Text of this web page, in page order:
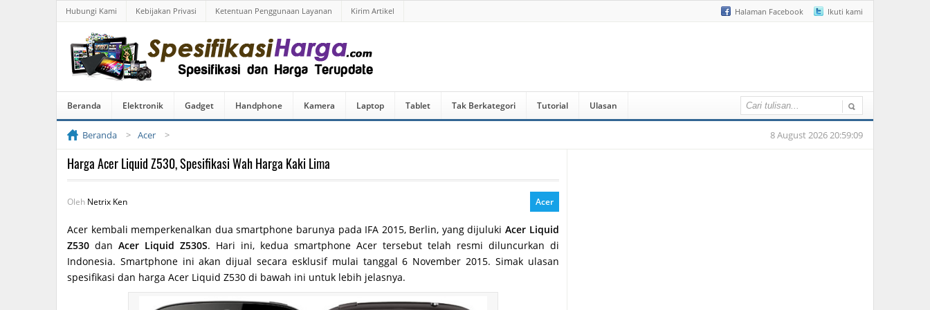
Halaman Facebook Ikuti kami
Hubungi Kami Kebijakan Privasi Ketentuan Penggunaan Layanan Kirim Artikel
Beranda Elektronik Gadget Handphone Kamera Laptop Tablet Tak Berkategori Tutorial Ulasan
Beranda Acer 8 August 2026 20:59:09
Harga Acer Liquid Z530, Spesifikasi Wah Harga Kaki Lima
Oleh Netrix Ken Acer
Acer kembali memperkenalkan dua smartphone barunya pada IFA 2015, Berlin, yang dijulukiAcer Liquid
Z530 dan Acer Liquid Z530S. Hari ini, kedua smartphone Acer tersebut telah resmi diluncurkan di
Indonesia. Smartphone ini akan dijual secara esklusif mulai tanggal 6 November 2015. Simak ulasan
spesifikasi dan harga Acer Liquid Z530 di bawah ini untuk lebih jelasnya.